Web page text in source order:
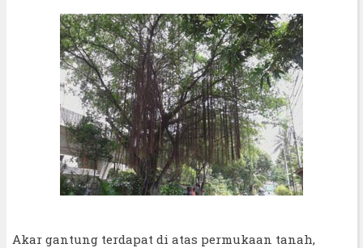
Akar gantung terdapat di atas permukaan tanah,